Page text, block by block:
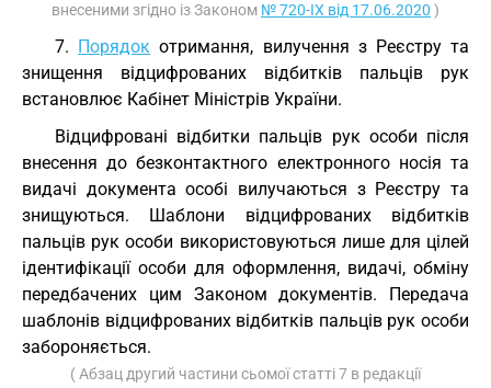
внесеними згідно із Законом № 720-IX від 17.06.2020 )
7. Порядок отримання, вилучення з Реєстру та
знищення відцифрованих відбитків пальців рук
встановлює Кабінет Міністрів України.
Відцифровані відбитки пальців рук особи після
внесення до безконтактного електронного носія та
видачі документа особі вилучаються з Реєстру та
знищуються. Шаблони відцифрованих відбитків
пальців рук особи використовуються лише для цілей
ідентифікації особи для оформлення, видачі, обміну
передбачених цим Законом документів. Передача
шаблонів відцифрованих відбитків пальців рук особи
забороняється.
( Абзац другий частини сьомої статті 7 в редакції